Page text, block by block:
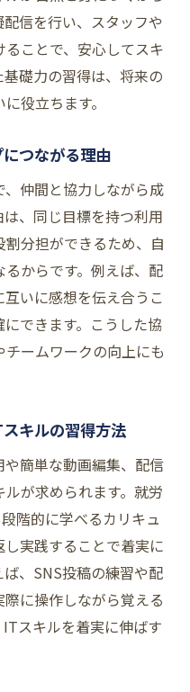
信を行い、スタッフや
ことで、安心してスキ
礎力の習得は、将来の
役立ちます。
つながる理由
仲間と協力しながら成
、同じ目標を持つ利用
分担ができるため、自
からです。例えば、配
いに感想を伝え合うこ
できます。こうした協
ームワークの向上にも
キルの習得方法
簡単な動画編集、配信
が求められます。就労
階的に学べるカリキュ
実践することで着実に
、SNS投稿の練習や配
に操作しながら覚える
スキルを着実に伸ばす